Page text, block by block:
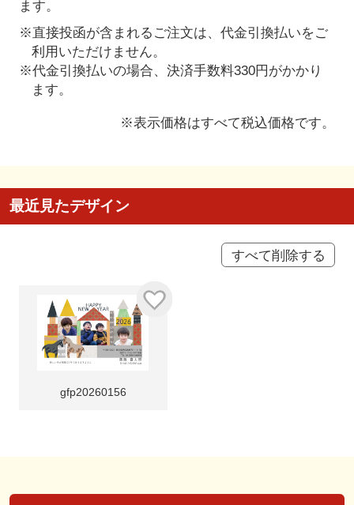
ます。
※直接投函が含まれるご注文は、代金引換払いをご
利用いただけません。
※代金引換払いの場合、決済手数料330円がかかり
ます。
※表示価格はすべて税込価格です。
最近見たデザイン
すべて削除する
gfp20260156